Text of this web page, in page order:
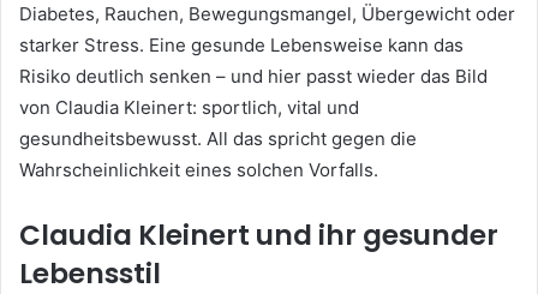
Diabetes, Rauchen, Bewegungsmangel, Übergewicht oder
starker Stress. Eine gesunde Lebensweise kann das
Risiko deutlich senken – und hier passt wieder das Bild
von Claudia Kleinert: sportlich, vital und
gesundheitsbewusst. All das spricht gegen die
Wahrscheinlichkeit eines solchen Vorfalls.
Claudia Kleinert und ihr gesunder
Lebensstil